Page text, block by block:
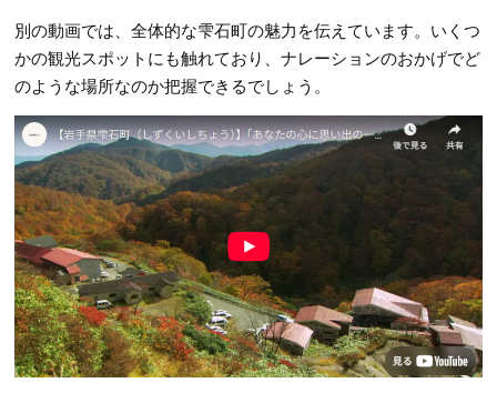
別の動画では、全体的な雫石町の魅力を伝えています。いくつ
かの観光スポットにも触れており、ナレーションのおかげでど
のような場所なのか把握できるでしょう。